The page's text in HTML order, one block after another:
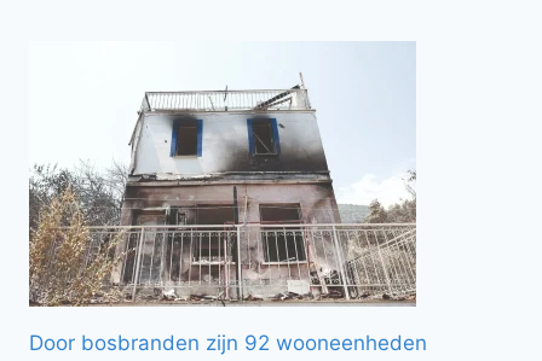
Door bosbranden zijn 92 wooneenheden